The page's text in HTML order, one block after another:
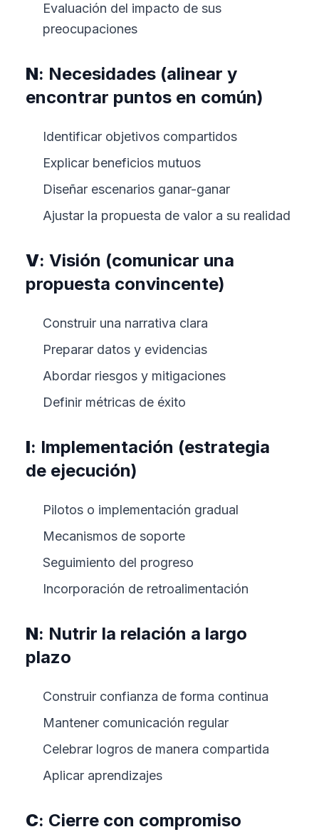
Evaluación del impacto de sus
preocupaciones
N: Necesidades (alinear y
encontrar puntos en común)
Identificar objetivos compartidos
Explicar beneficios mutuos
Diseñar escenarios ganar-ganar
Ajustar la propuesta de valor a su realidad
V: Visión (comunicar una
propuesta convincente)
Construir una narrativa clara
Preparar datos y evidencias
Abordar riesgos y mitigaciones
Definir métricas de éxito
I: Implementación (estrategia
de ejecución)
Pilotos o implementación gradual
Mecanismos de soporte
Seguimiento del progreso
Incorporación de retroalimentación
N: Nutrir la relación a largo
plazo
Construir confianza de forma continua
Mantener comunicación regular
Celebrar logros de manera compartida
Aplicar aprendizajes
C: Cierre con compromiso